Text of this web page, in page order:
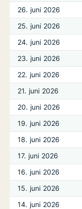
26. juni 2026
25. juni 2026
24. juni 2026
23. juni 2026
22. juni 2026
21. juni 2026
20. juni 2026
19. juni 2026
18. juni 2026
17. juni 2026
16. juni 2026
15. juni 2026
14. juni 2026